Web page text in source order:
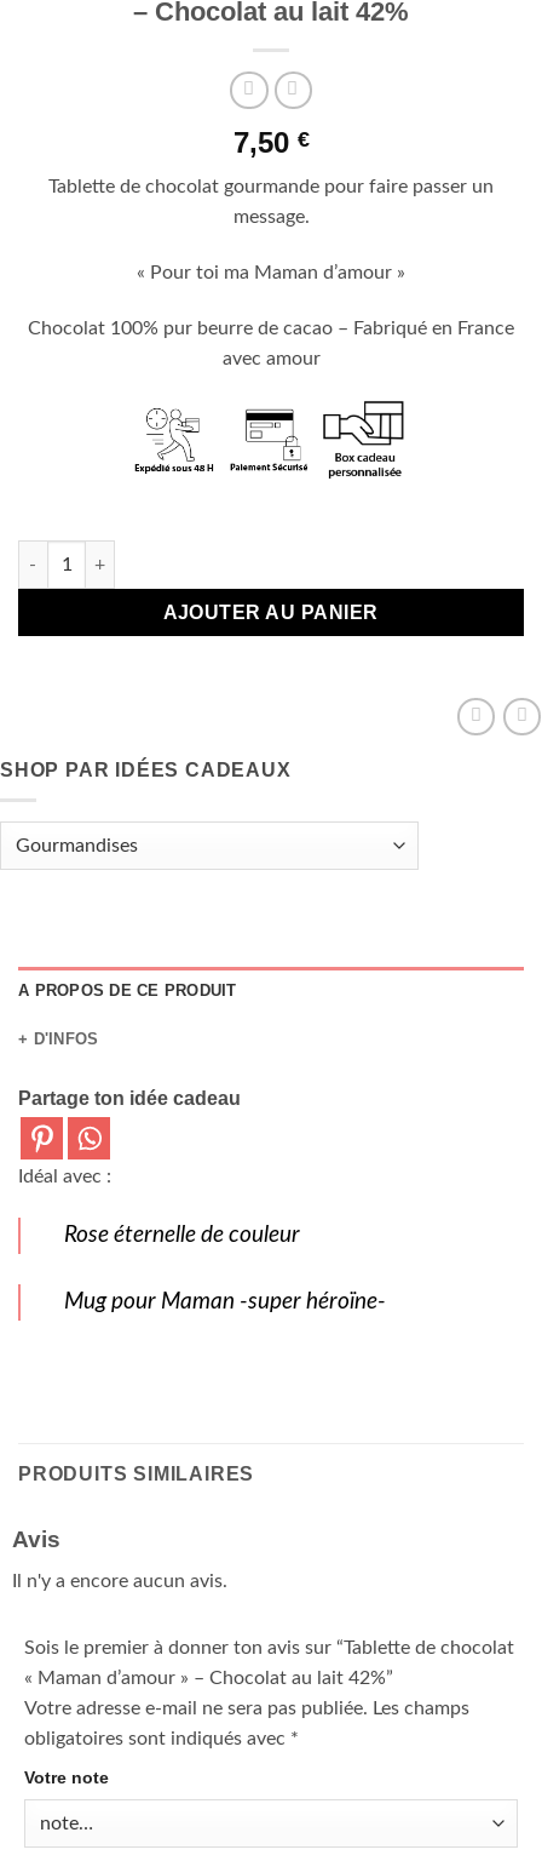
– Chocolat au lait 42%
7,50 €
Tablette de chocolat gourmande pour faire passer un
message.
« Pour toi ma Maman d’amour »
Chocolat 100% pur beurre de cacao – Fabriqué en France
avec amour
quantité de Tablette de chocolat « Maman d'amour » –
AJOUTER AU PANIER
SHOP PAR IDÉES CADEAUX
A PROPOS DE CE PRODUIT
+ D'INFOS
Partage ton idée cadeau
Idéal avec :
Rose éternelle de couleur
Mug pour Maman -super héroïne-
PRODUITS SIMILAIRES
Avis
Il n'y a encore aucun avis.
Sois le premier à donner ton avis sur “Tablette de chocolat
« Maman d’amour » – Chocolat au lait 42%”
Votre adresse e-mail ne sera pas publiée. Les champs
obligatoires sont indiqués avec *
Votre note